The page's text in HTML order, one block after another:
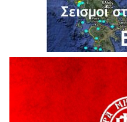
5 Αυγούστου 2026
Ο ΑΝΔΡΕΑΣ ΑΣΛΑΝΙΔΗΣ
ΓΡΕΒΕΝΩΝ
5 Αυγούστου 2026
Ευχαριστήριο
Παρασχάκη Αθανάσιο
5 Αυγούστου 2026
Διακοπή υδροδότησης